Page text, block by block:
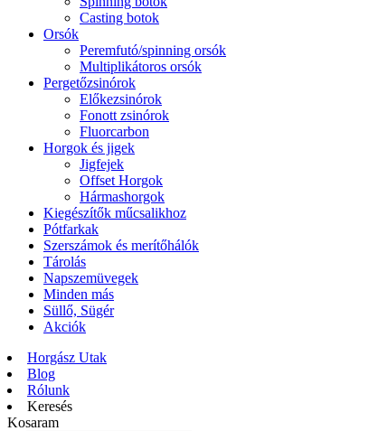
Casting botok
Orsók
Peremfutó/spinning orsók
Multiplikátoros orsók
Pergetőzsinórok
Előkezsinórok
Fonott zsinórok
Fluorcarbon
Horgok és jigek
Jigfejek
Offset Horgok
Hármashorgok
Kiegészítők műcsalikhoz
Pótfarkak
Szerszámok és merítőhálók
Tárolás
Napszemüvegek
Minden más
Süllő, Sügér
Akciók
Horgász Utak
Blog
Rólunk
Keresés
Kosaram